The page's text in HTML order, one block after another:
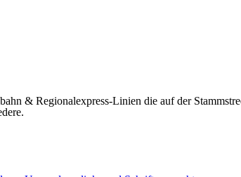
& Regionalexpress-Linien die auf der